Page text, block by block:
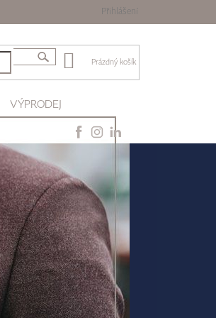
Přihlášení
Prázdný košík
VÝPRODEJ